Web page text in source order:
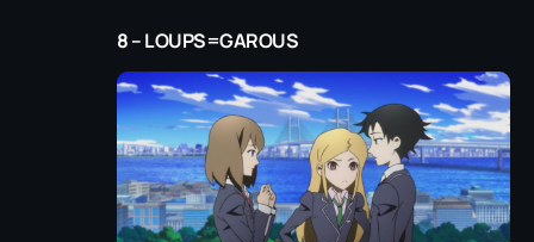
8 – LOUPS=GAROUS